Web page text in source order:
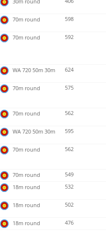
30m round
70m round 598
70m round 592
WA 720 50m 30m 624
70m round 575
70m round 562
WA 720 50m 30m 595
70m round 562
70m round
549
18m round 532
18m round 502
18m round
476